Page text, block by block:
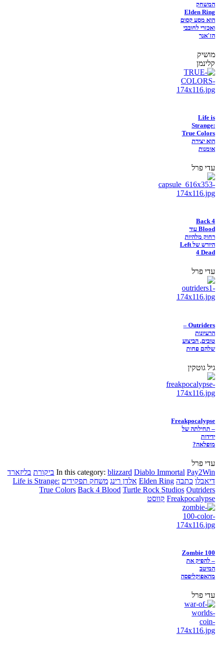
המשחק
Elden Ring
הוא מסע קסום
ואכזרי לחובבי
הז'אנר
מושיק
קלינמן
Life is
Strange:
True Colors
הוא יצירת
אומנות
עדי פרל
Back 4
Blood עוד
רחוק מלהיות
היורש של Left
4 Dead
עדי פרל
Outriders –
הרעיונות
טובים, הביצוע
שלהם פחות
גיל גוטקין
Freakpocalypse
– תחילתה של
ידידות
מופלאה?
עדי פרל
In this category: blizzard Diablo Immortal Pay2Win ביקורת בליזארד
דיאבלו כתבה Elden Ring אלדן רינג משחק תפקידים Life is Strange:
True Colors Back 4 Blood Turtle Rock Studios Outriders
Freakpocalypse קווסט
Zombie 100
– להפיק את
המיטב
מהאפוקליפסה
עדי פרל